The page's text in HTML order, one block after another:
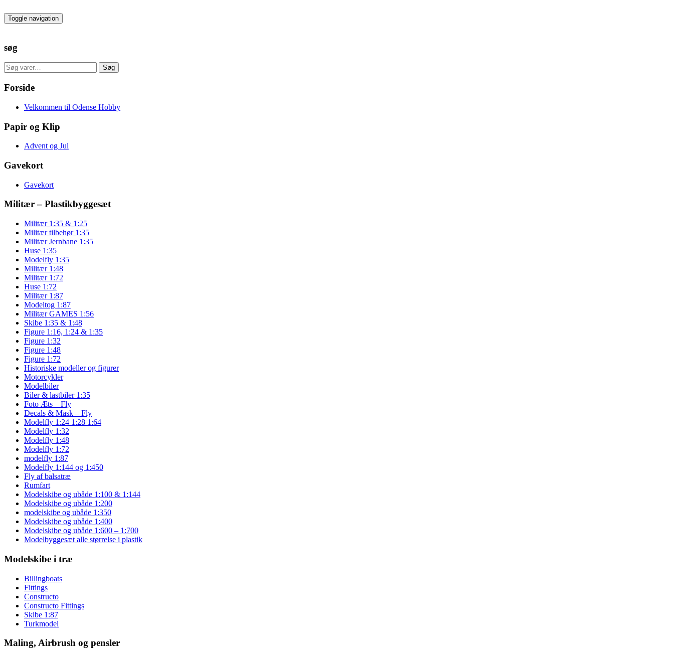
to
the
Toggle navigation
søg
Søg
efter:
Søg
Forside
Velkommen til Odense Hobby
Papir og Klip
Advent og Jul
Gavekort
Gavekort
Militær – Plastikbyggesæt
Militær 1:35 & 1:25
Militær tilbehør 1:35
Militær Jernbane 1:35
Huse 1:35
Modelfly 1:35
Militær 1:48
Militær 1:72
Huse 1:72
Militær 1:87
Modeltog 1:87
Militær GAMES 1:56
Skibe 1:35 & 1:48
Figure 1:16, 1:24 & 1:35
Figure 1:32
Figure 1:48
Figure 1:72
Historiske modeller og figurer
Motorcykler
Modelbiler
Biler & lastbiler 1:35
Foto Æts – Fly
Decals & Mask – Fly
Modelfly 1:24 1:28 1:64
Modelfly 1:32
Modelfly 1:48
Modelfly 1:72
modelfly 1:87
Modelfly 1:144 og 1:450
Fly af balsatræ
Rumfart
Modelskibe og ubåde 1:100 & 1:144
Modelskibe og ubåde 1:200
modelskibe og ubåde 1:350
Modelskibe og ubåde 1:400
Modelskibe og ubåde 1:600 – 1:700
Modelbyggesæt alle størrelse i plastik
Modelskibe i træ
Billingboats
Fittings
Constructo
Constructo Fittings
Skibe 1:87
Turkmodel
Maling, Airbrush og pensler